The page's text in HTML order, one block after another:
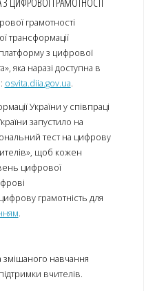
грамотності
трансформації
з цифрової
яка наразі доступна в
osvita.diia.gov.ua.
України у співпраці
запустило на
тест на цифрову
щоб кожен
цифрової
грамотність для
.
змішаного навчання
вчителів.